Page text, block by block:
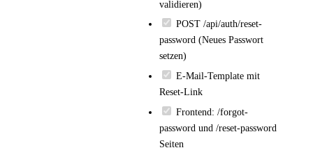
validieren)
POST /api/auth/reset-
password (Neues Passwort
setzen)
E-Mail-Template mit
Reset-Link
Frontend: /forgot-
password und /reset-password
Seiten